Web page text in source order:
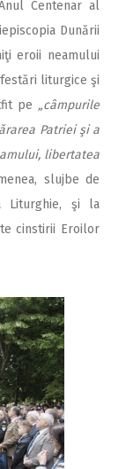
Centenar al
Dunării
eroii neamului
liturgice şi
pe „câmpurile
Patriei şi a
libertatea
slujbe de
Liturghie, şi la
cinstirii Eroilor